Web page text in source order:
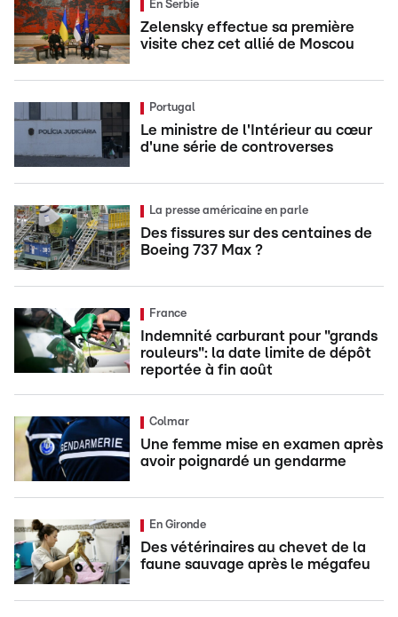
En Serbie
Zelensky effectue sa première
visite chez cet allié de Moscou
Portugal
Le ministre de l'Intérieur au cœur
d'une série de controverses
La presse américaine en parle
Des fissures sur des centaines de
Boeing 737 Max ?
France
Indemnité carburant pour "grands
rouleurs": la date limite de dépôt
reportée à fin août
Colmar
Une femme mise en examen après
avoir poignardé un gendarme
En Gironde
Des vétérinaires au chevet de la
faune sauvage après le mégafeu